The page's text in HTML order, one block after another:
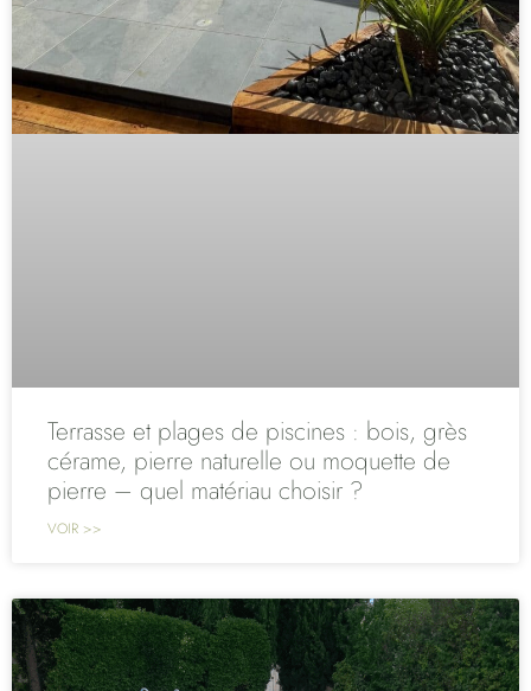
Terrasse et plages de piscines : bois, grès
cérame, pierre naturelle ou moquette de
pierre – quel matériau choisir ?
VOIR >>